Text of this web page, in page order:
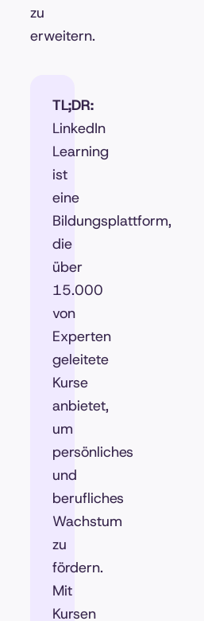
zu
erweitern.
TL;DR:
LinkedIn
Learning
ist
eine
Bildungsplattform,
die
über
15.000
von
Experten
geleitete
Kurse
anbietet,
um
persönliches
und
berufliches
Wachstum
zu
fördern.
Mit
Kursen